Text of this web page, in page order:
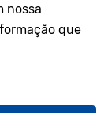
nossa
que